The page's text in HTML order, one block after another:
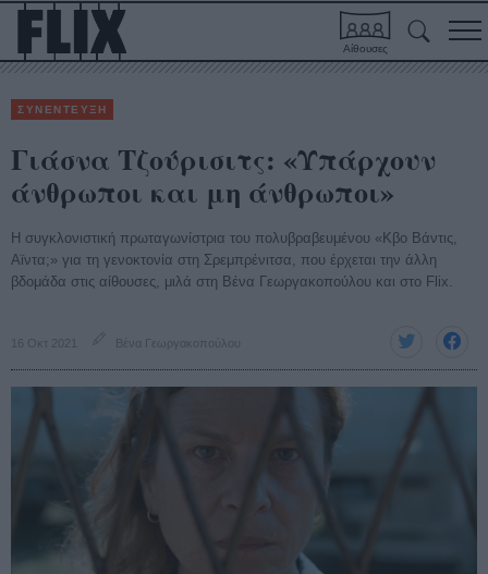
Αίθουσες
ΣΥΝΕΝΤΕΥΞΗ
Γιάσνα Τζούρισιτς: «Υπάρχουν
άνθρωποι και μη άνθρωποι»
Η συγκλονιστική πρωταγωνίστρια του πολυβραβευμένου «Κβο Βάντις,
Αϊντα;» για τη γενοκτονία στη Σρεμπρένιτσα, που έρχεται την άλλη
βδομάδα στις αίθουσες, μιλά στη Βένα Γεωργακοπούλου και στο Flix.
16 Οκτ 2021 Βένα Γεωργακοπούλου